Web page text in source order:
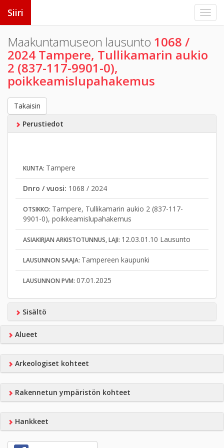
Siiri
Maakuntamuseon lausunto 1068 /
2024 Tampere, Tullikamarin aukio
2 (837-117-9901-0),
poikkeamislupahakemus
Takaisin
Perustiedot
KUNTA: Tampere
Dnro / vuosi: 1068 / 2024
OTSIKKO: Tampere, Tullikamarin aukio 2 (837-117-
9901-0), poikkeamislupahakemus
ASIAKIRJAN ARKISTOTUNNUS, LAJI: 12.03.01.10 Lausunto
LAUSUNNON SAAJA: Tampereen kaupunki
LAUSUNNON PVM: 07.01.2025
Sisältö
Alueet
Arkeologiset kohteet
Rakennetun ympäristön kohteet
Hankkeet